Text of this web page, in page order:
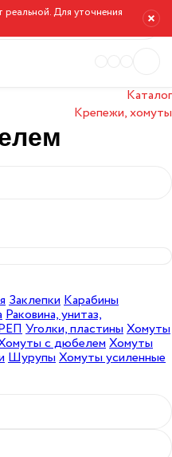
Для уточнения
Каталог
Крепежи, хомуты
ЗаклепкиКарабины
Раковина, унитаз,
Уголки, пластиныХомуты
с дюбелемХомуты
ШурупыХомуты усиленные